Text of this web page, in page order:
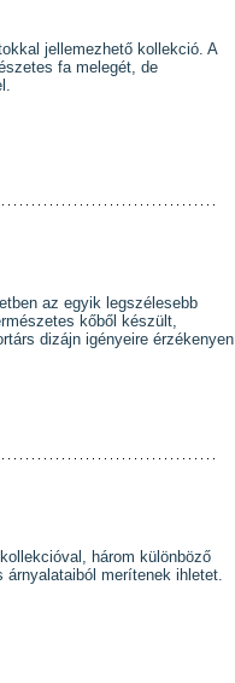
jellemezhető kollekció. A
fa melegét, de
az egyik legszélesebb
kőből készült,
dizájn igényeire érzékenyen
három különböző
merítenek ihletet.